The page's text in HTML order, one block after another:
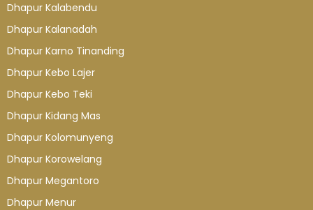
Dhapur Kalabendu
Dhapur Kalanadah
Dhapur Karno Tinanding
Dhapur Kebo Lajer
Dhapur Kebo Teki
Dhapur Kidang Mas
Dhapur Kolomunyeng
Dhapur Korowelang
Dhapur Megantoro
Dhapur Menur